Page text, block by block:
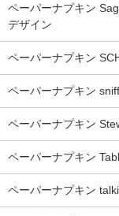
ペーパーナプキン
デザイン
ペーパーナプキン
ペーパーナプキン
ペーパーナプキン
ペーパーナプキン
ペーパーナプキン